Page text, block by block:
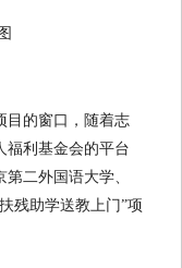
目的窗口，随着志
福利基金会的平台
二外国语大学、
残助学送教上门”项